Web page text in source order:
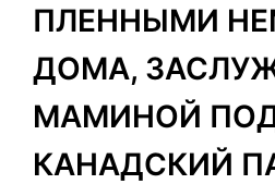
ПЛЕННЫМИ
ДОМА,
МАМИНОЙ
КАНАДСКИЙ